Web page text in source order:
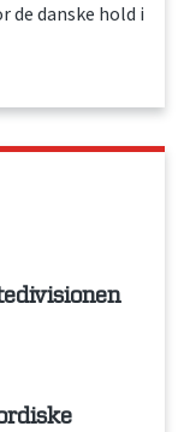
de danske hold i